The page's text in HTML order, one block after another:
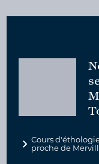
Cours
proche de